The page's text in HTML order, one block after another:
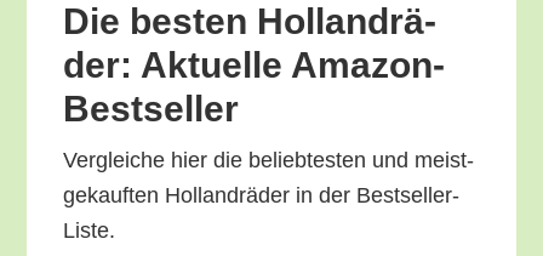
Die bes­ten Hol­land­rä­
der: Aktu­el­le Amazon-
Bestseller
Ver­glei­che hier die belieb­tes­ten und meist­
ge­kauf­ten Hol­land­rä­der in der Bestseller-
Liste.